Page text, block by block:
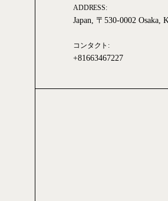
ADDRESS:
Japan, 〒530-0002
コンタクト:
+81663467227